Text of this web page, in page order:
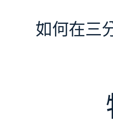
如何在三